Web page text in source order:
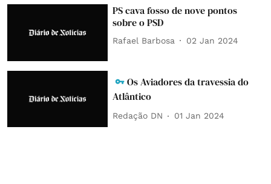
PS cava fosso de nove pontos
sobre o PSD
Rafael Barbosa 02 Jan 2024
Os Aviadores da travessia do
Atlântico
Redação DN 01 Jan 2024